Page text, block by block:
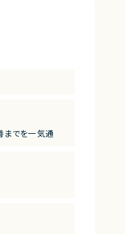
までを一気通